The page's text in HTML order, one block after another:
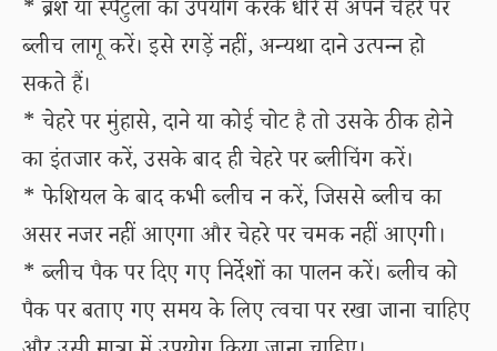
* ब्रश या स्पैटुला का उपयोग करके धीरे से अपने चेहरे पर
ब्लीच लागू करें। इसे रगड़ें नहीं, अन्यथा दाने उत्पन्न हो
सकते हैं।
* चेहरे पर मुंहासे, दाने या कोई चोट है तो उसके ठीक होने
का इंतजार करें, उसके बाद ही चेहरे पर ब्लीचिंग करें।
* फेशियल के बाद कभी ब्लीच न करें, जिससे ब्लीच का
असर नजर नहीं आएगा और चेहरे पर चमक नहीं आएगी।
* ब्लीच पैक पर दिए गए निर्देशों का पालन करें। ब्लीच को
पैक पर बताए गए समय के लिए त्वचा पर रखा जाना चाहिए